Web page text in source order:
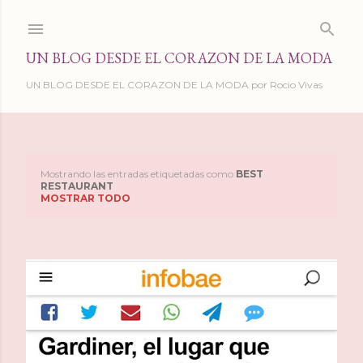
UN BLOG DESDE EL CORAZON DE LA MODA
UN BLOG DESDE EL CORAZON DE LA MODA por Rocio Vivas
t
Mostrando las entradas etiquetadas como BEST
RESTAURANT
MOSTRAR TODO